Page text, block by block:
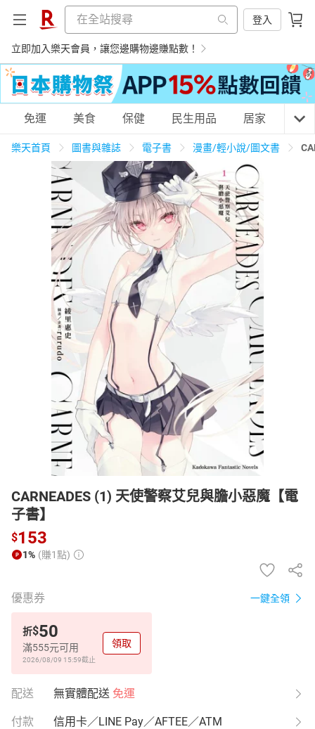
登入
立即加入樂天會員，讓您邊購物邊賺點數！
購物網分類
天天免運 美食蛋糕 養生保健 民生用品
居家生活 3C家電 運動休閒 親子玩具
男裝 化妝保養 情趣用品
電子/紙本書
HOT
免運 美食 保健 民生用品 居家 3C
樂天首頁 圖書與雜誌 電子書 漫畫/輕小說/圖文書
CARNEADES (1) 天使警察艾兒與膽小惡魔【電
子書】
$153
1% (賺1點)
優惠券 一鍵全領
折$50
滿555元可用
2026/08/09 15:59截止
領取
配送 無實體配送 免運
付款 信用卡／LINE Pay／AFTEE／ATM